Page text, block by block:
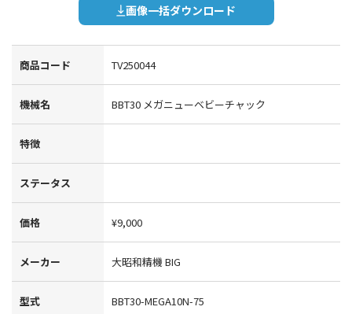
画像一括ダウンロード
商品コード TV250044
機械名 BBT30 メガニューベビーチャック
特徴
ステータス
価格 ¥9,000
メーカー 大昭和精機 BIG
型式 BBT30-MEGA10N-75